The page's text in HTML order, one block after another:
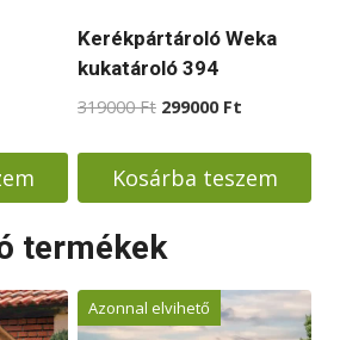
Kerékpártároló Weka
kukatároló 394
319000Ft Original
was:
319000 Ft.
299000 Ft
is:
299000 Ft.
Kosárba teszem
termékek
Azonnal elvihető